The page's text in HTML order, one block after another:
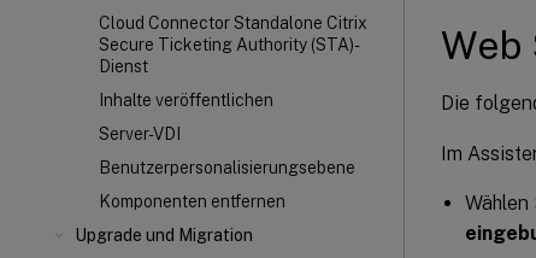
Cloud Connector Standalone Citrix
Secure Ticketing Authority (STA)-
Dienst
Inhalte veröffentlichen
Server-VDI
Benutzerpersonalisierungsebene
Komponenten entfernen
Upgrade und Migration
Web
Die
Im